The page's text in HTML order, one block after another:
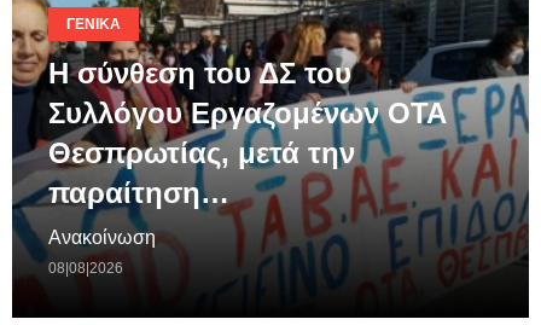
ΓΕΝΙΚΆ
Η σύνθεση του ΔΣ του
Συλλόγου Εργαζομένων ΟΤΑ
Θεσπρωτίας, μετά την
παραίτηση…
Ανακοίνωση
08|08|2026